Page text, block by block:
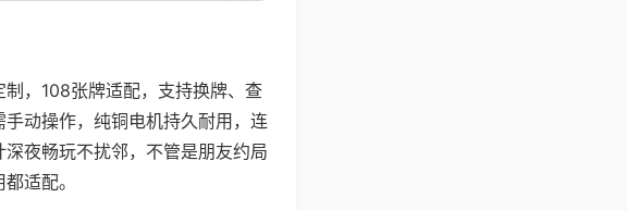
制，108张牌适配，支持换牌、查
动操作，纯铜电机持久耐用，连
夜畅玩不扰邻，不管是朋友约局
适配。